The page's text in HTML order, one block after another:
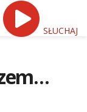
SŁUCHAJ